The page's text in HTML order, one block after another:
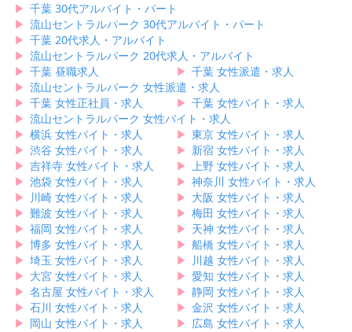
▶︎ 千葉 30代アルバイト・パート
▶︎ 流山セントラルパーク 30代アルバイト・パート
▶︎ 千葉 20代求人・アルバイト
▶︎ 流山セントラルパーク 20代求人・アルバイト
▶︎ 千葉 昼職求人 ▶︎ 千葉 女性派遣・求人
▶︎ 流山セントラルパーク 女性派遣・求人
▶︎ 千葉 女性正社員・求人 ▶︎ 千葉 女性バイト・求人
▶︎ 流山セントラルパーク 女性バイト・求人
▶︎ 横浜 女性バイト・求人 ▶︎ 東京 女性バイト・求人
▶︎ 渋谷 女性バイト・求人 ▶︎ 新宿 女性バイト・求人
▶︎ 吉祥寺 女性バイト・求人 ▶︎ 上野 女性バイト・求人
▶︎ 池袋 女性バイト・求人 ▶︎ 神奈川 女性バイト・求人
▶︎ 川崎 女性バイト・求人 ▶︎ 大阪 女性バイト・求人
▶︎ 難波 女性バイト・求人 ▶︎ 梅田 女性バイト・求人
▶︎ 福岡 女性バイト・求人 ▶︎ 天神 女性バイト・求人
▶︎ 博多 女性バイト・求人 ▶︎ 船橋 女性バイト・求人
▶︎ 埼玉 女性バイト・求人 ▶︎ 川越 女性バイト・求人
▶︎ 大宮 女性バイト・求人 ▶︎ 愛知 女性バイト・求人
▶︎ 名古屋 女性バイト・求人 ▶︎ 静岡 女性バイト・求人
▶︎ 石川 女性バイト・求人 ▶︎ 金沢 女性バイト・求人
▶︎ 岡山 女性バイト・求人 ▶︎ 広島 女性バイト・求人